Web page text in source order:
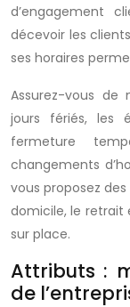
d’engagement
décevoir les
ses horaires
Assurez-vous
jours fériés, les
fermeture
changements
vous proposez
domicile, le retrait
sur place.
Attributs :
de